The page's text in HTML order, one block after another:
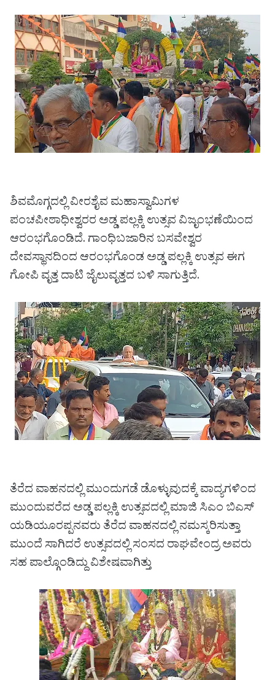
ಶಿವಮೊಗ್ಗದಲ್ಲಿ ವೀರಶೈವ ಮಹಾಸ್ವಾಮಿಗಳ
ಪಂಚಪೀಠಾಧೀಶ್ವರರ ಅಡ್ಡ ಪಲ್ಲಕ್ಕಿ ಉತ್ಸವ ವಿಜೃಂಭಣೆಯಿಂದ
ಆರಂಭಗೊಂಡಿದೆ. ಗಾಂಧಿಬಜಾರಿನ ಬಸವೇಶ್ವರ
ದೇವಸ್ಥಾನದಿಂದ ಆರಂಭಗೊಂಡ ಅಡ್ಡ ಪಲ್ಲಕ್ಕಿ ಉತ್ಸವ ಈಗ
ಗೋಪಿ ವೃತ್ತ ದಾಟಿ ಜೈಲುವೃತ್ತದ ಬಳಿ ಸಾಗುತ್ತಿದೆ.
ತೆರೆದ ವಾಹನದಲ್ಲಿ ಮುಂದುಗಡೆ ಡೊಳ್ಳುವುದಕ್ಕೆ ವಾದ್ಯಗಳಿಂದ
ಮುಂದುವರೆದ ಅಡ್ಡ ಪಲ್ಲಕ್ಕಿ ಉತ್ಸವದಲ್ಲಿ ಮಾಜಿ ಸಿಎಂ ಬಿಎಸ್
ಯಡಿಯೂರಪ್ಪನವರು ತೆರೆದ ವಾಹನದಲ್ಲಿ ನಮಸ್ಕರಿಸುತ್ತಾ
ಮುಂದೆ ಸಾಗಿದರೆ ಉತ್ಸವದಲ್ಲಿ ಸಂಸದ ರಾಘವೇಂದ್ರ ಅವರು
ಸಹ ಪಾಲ್ಗೊಂಡಿದ್ದು ವಿಶೇಷವಾಗಿತ್ತು